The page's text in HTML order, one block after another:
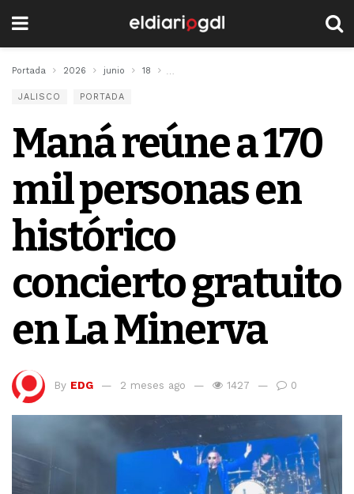
Portada 2026 junio 18
JALISCO PORTADA
Maná reúne a 170
mil personas en
histórico
concierto gratuito
en La Minerva
By EDG 2 meses ago 1427 0